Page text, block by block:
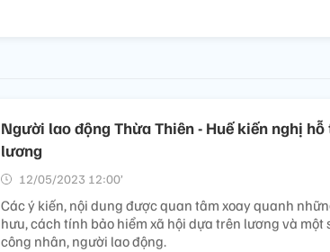
Người lao động Thừa Thiên - Huế kiến nghị
lương
12/05/2023 12:00’
Các ý kiến, nội dung được quan tâm xoay quanh
hưu, cách tính bảo hiểm xã hội dựa trên lương và một
công nhân, người lao động.